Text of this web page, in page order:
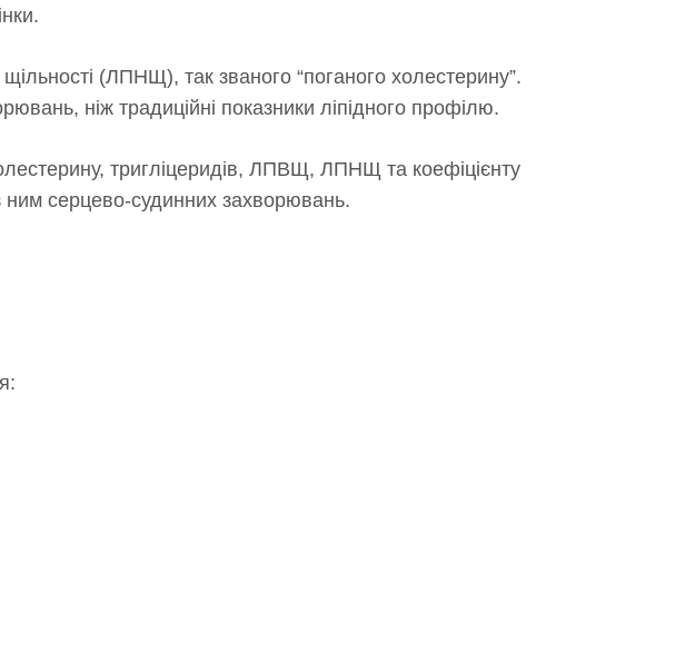
(ЛПНЩ), так званого “поганого холестерину”.
ніж традиційні показники ліпідного профілю.
тригліцеридів, ЛПВЩ, ЛПНЩ та коефіцієнту
ним серцево-судинних захворювань.